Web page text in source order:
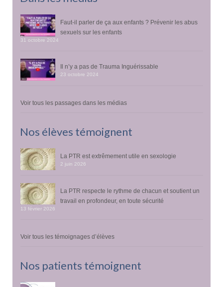
Faut-il parler de ça aux enfants ? Prévenir les abus
sexuels sur les enfants
31 octobre 2024
Il n’y a pas de Trauma Inguérissable
23 octobre 2024
Voir tous les passages dans les médias
Nos élèves témoignent
La PTR est extrêmement utile en sexologie
2 juin 2026
La PTR respecte le rythme de chacun et soutient un
travail en profondeur, en toute sécurité
13 février 2026
Voir tous les témoignages d’élèves
Nos patients témoignent